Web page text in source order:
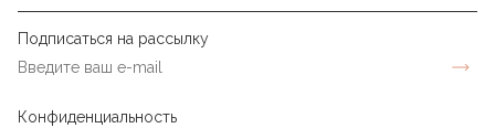
Подписаться на рассылку
Конфиденциальность